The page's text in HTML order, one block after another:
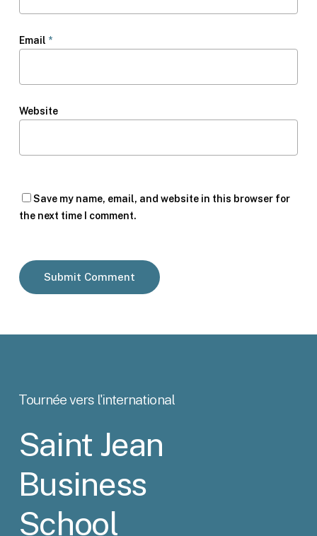
Email *
Website
Save my name, email, and website in this browser for
the next time I comment.
Tournéevers l'international
Saint Jean
Business
School